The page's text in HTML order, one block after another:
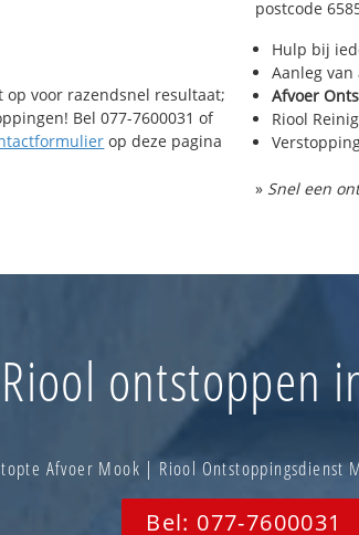
voor razendsnel resultaat;
Bel 077-7600031 of
op deze pagina
postcode
Hulp bij
Aanleg
Afvoer
Riool
» Snel een
Riool ontstoppen
Afvoer Mook | Riool
Bel: 077-7600031